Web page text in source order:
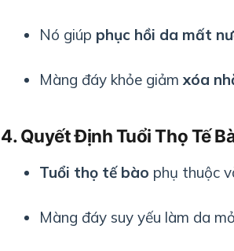
Nó giúp phục hồi da mất
Màng đáy khỏe giảm xóa
4. Quyết Định Tuổi Thọ Tế
Tuổi thọ tế bào phụ thuộc
Màng đáy suy yếu làm da